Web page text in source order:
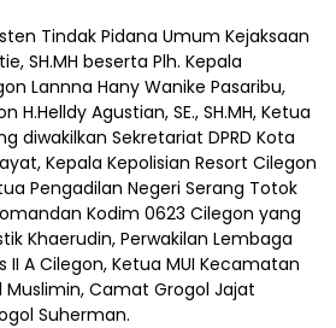
Tindak Pidana Umum Kejaksaan
SH.MH beserta Plh. Kepala
Lannna Hany Wanike Pasaribu,
H.Helldy Agustian, SE., SH.MH, Ketua
diwakilkan Sekretariat DPRD Kota
Kepala Kepolisian Resort Cilegon
Pengadilan Negeri Serang Totok
Kodim 0623 Cilegon yang
Khaerudin, Perwakilan Lembaga
II A Cilegon, Ketua MUI Kecamatan
Muslimin, Camat Grogol Jajat
Suherman.